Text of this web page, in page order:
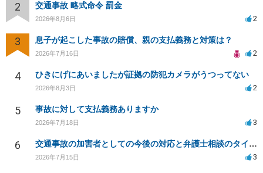
2 交通事故 略式命令 罰金
2026年8月6日 2
3 息子が起こした事故の賠償、親の支払義務と対策は？
2026年7月16日 2
4 ひきにげにあいましたが証拠の防犯カメラがうつってない
2026年8月3日 2
5 事故に対して支払義務ありますか
2026年7月18日 3
6 交通事故の加害者としての今後の対応と弁護士相談のタイミングは？
2026年7月15日 3